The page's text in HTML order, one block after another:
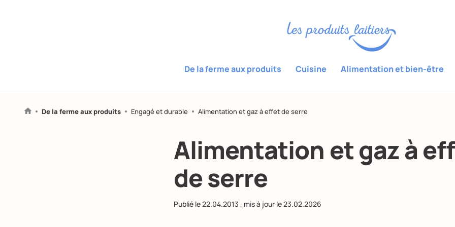
De la ferme aux produits Cuisine Alimentation et bien-être
De la ferme aux produits Engagé et durable Alimentation et gaz à effet de serre
Alimentation et gaz à
de serre
Publié le22.04.2013 , mis à jour le23.02.2026